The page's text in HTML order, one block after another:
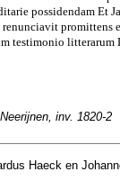
possidendam Et
promittens
testimonio
inv. 1820-2
Haeck en